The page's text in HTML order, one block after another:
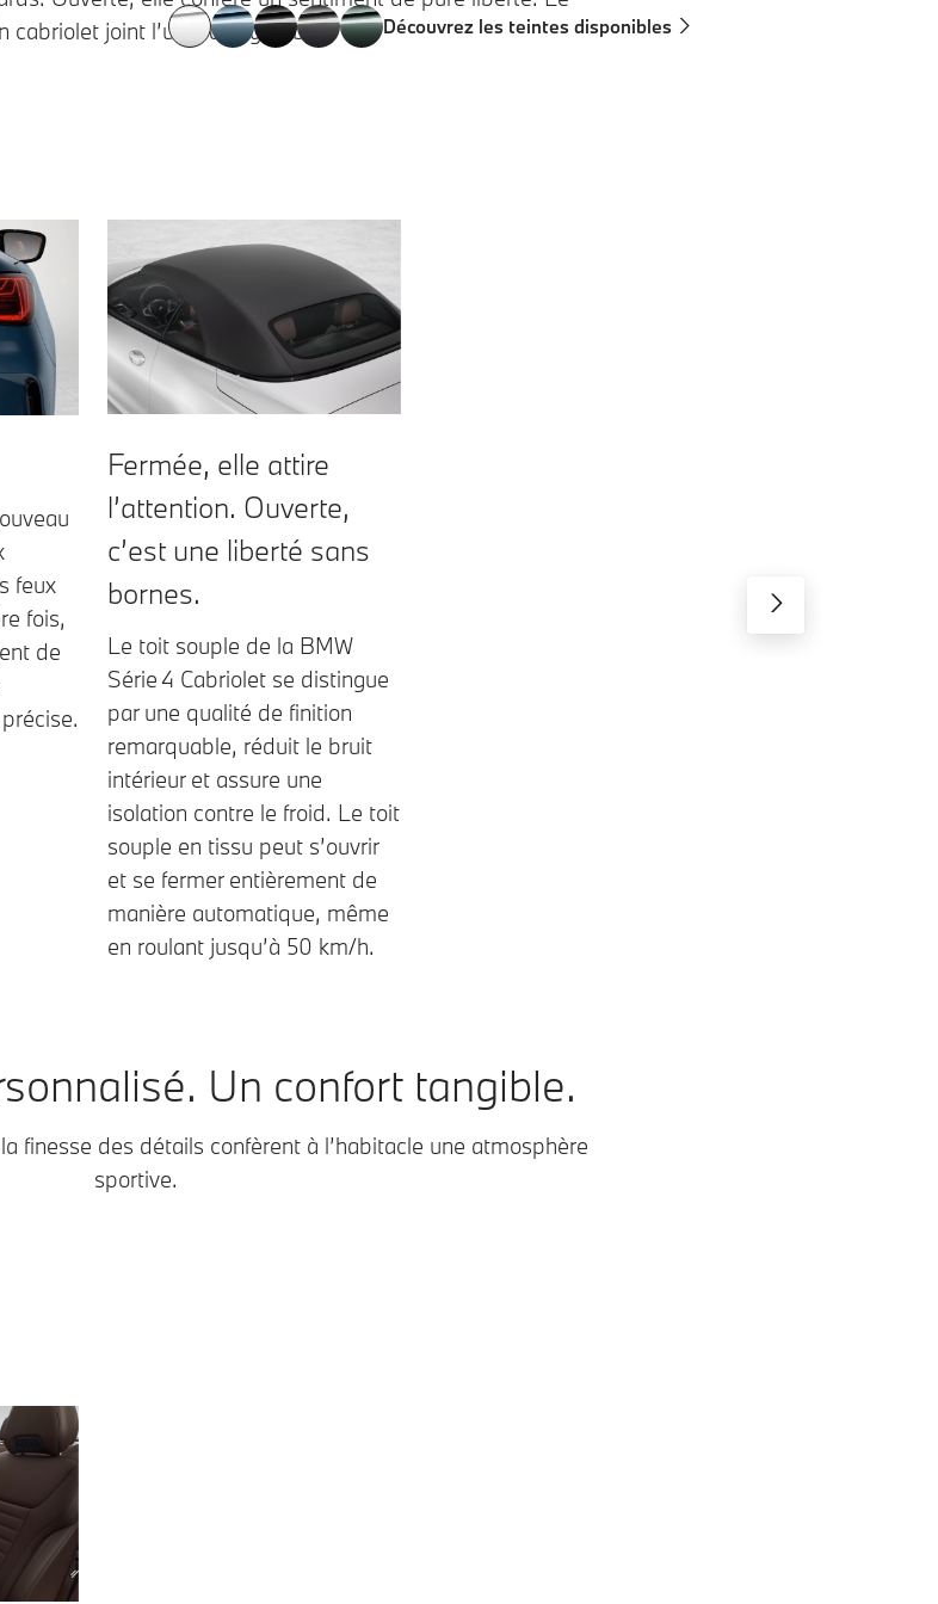
cabriolet joint l’utile à l’agréable.
Découvrez les teintes disponibles
feux
fois,
de
Fermée, elle attire
l’attention. Ouverte,
c’est une liberté sans
bornes.
Le toit souple de la BMW
Série 4 Cabriolet se distingue
par une qualité de finition
remarquable, réduit le bruit
intérieur et assure une
isolation contre le froid. Le toit
souple en tissu peut s’ouvrir
et se fermer entièrement de
manière automatique, même
en roulant jusqu’à 50 km/h.
Un confort tangible.
finesse des détails confèrent à l’habitacle une atmosphère
sportive.